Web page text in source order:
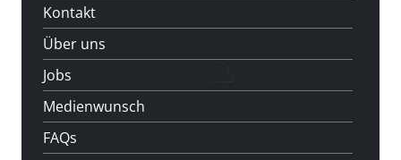
Kontakt
Über uns
Jobs
Medienwunsch
FAQs